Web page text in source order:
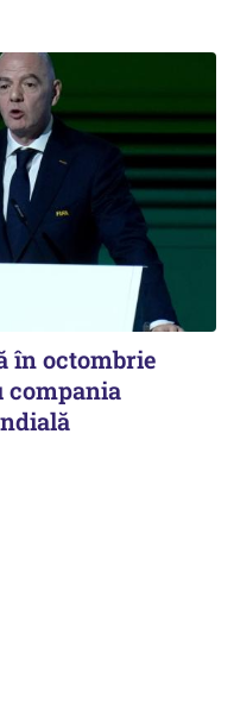
în octombrie
compania